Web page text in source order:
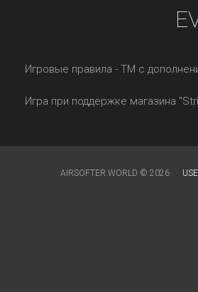
Игровые правила - ТМ с
Игра при поддержке магазина
AIRSOFTER.WORLD © 2026